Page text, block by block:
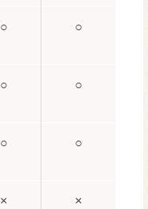
○ ○
○ ○
○ ○
× ×